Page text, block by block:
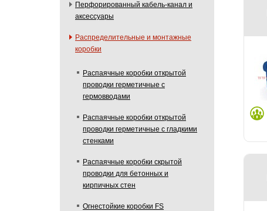
Перфорированный кабель-канал и
аксессуары
Распределительные и монтажные
коробки
Распаячные коробки открытой
проводки герметичные с
гермовводами
Распаячные коробки открытой
проводки герметичные с гладкими
стенками
Распаячные коробки скрытой
проводки для бетонных и
кирпичных стен
Огнестойкие коробки FS